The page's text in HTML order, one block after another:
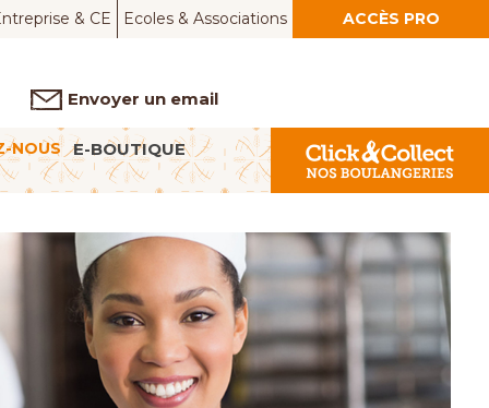
& CE Ecoles & Associations ACCÈS PRO
Envoyer un email
NOUS E-BOUTIQUE